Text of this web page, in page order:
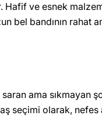
ve esnek
bel bandının rahat
ama sıkmayan
seçimi olarak,